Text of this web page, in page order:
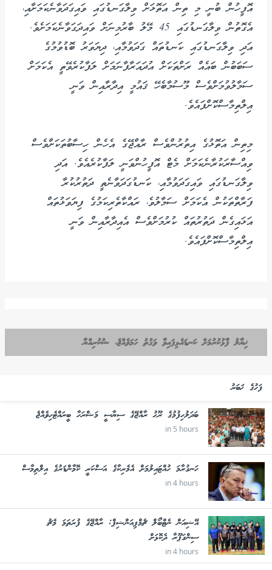
އޮފީހުން ބުނީ މި ތިން އަތޮޅަށް ވިލާގަނޑުގައި ވައިގަދަވާނެކަމަށާއި،
އެގޮތުން ވިލާގަނޑުގައި 45 މޭލު ބާރުމިނަށް ވައިދަގަވާނެކަމަށެވެ.
އަދި ވިލާގަނޑުގައި ކަނޑުތައް ގަދަވުމާއި، ދިޔަވަރު ބޮޑުވުމުގެ
ސަބަބުން ބައެއް ރަށްތަކަށް އުދައަރާފާނަމަށް ލަފާކުރެވޭތީ އެކަމަށް
ސަމާލުވުމަށްވެސް މޫސުމާބެހޭ ޤައުމީ އިދާރާއިން ވަނީ
އިލްތިމާސްކޮށްފައެވެ.
މިތިން އަތޮޅުގެ އިތުރުންވެސް ރާއްޖޭގެ އެހެން ހިސާބުތަކަށްވެސް
ވިއްސާރަކުރާނެކަމަށް މެޓް އޮފީހުންވަނީ ލަފާކުރެއެވެ. އަދި
ވިލާގަނޑުގައި ވައިގަދަވުމާއި، ކަނޑުގަދަވާނެތީ ދަތުރުކުރާ
ފަރާތްތަކުން އެކަމަށް ސަމާލުވެ، ރައްކާތެރިކަމުގެ ފިޔަވަޅުތައް
އަޅައިގެން ދަތުރުތައް ކުރުމަށްވެސް އެއިދާރާއިން ވަނީ
އިލްތިމާސްކޮށްފައެވެ.
ޚިޔާލު ފާޅުކުރުމަށް ކަނޑައެޅިފައިވާ ވަގުތު ހަމަވެއްޖެ، ޝުކުރިއްޔާ
ފަހުގެ ޚަބަރު
ބަދަލުހިފުމުގެ ރޫޙު ރާއްޖޭގެ ސިޔާސީ މަޝްރަހާ ބީރައްޓެހިވެއްޖެ
in 5 hours
ހަނގުރާމަ ހުއްޓައިލުމަށް އެމެރިކާގެ އަސްކަރީ ކޮމާންޑަރުގެ އިލްތިމާސް
in 4 hours
އޭޝިއަން ނެޓްބޯލް ޗެމްޕިއަންޝިޕް: ރާއްޖޭގެ ފުރަތަމަ މެޗު
ސިންގަޕޫރާ ދެކޮޅަށް
in 4 hours